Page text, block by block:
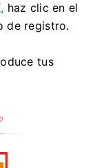
haz clic en el
de registro.
tus